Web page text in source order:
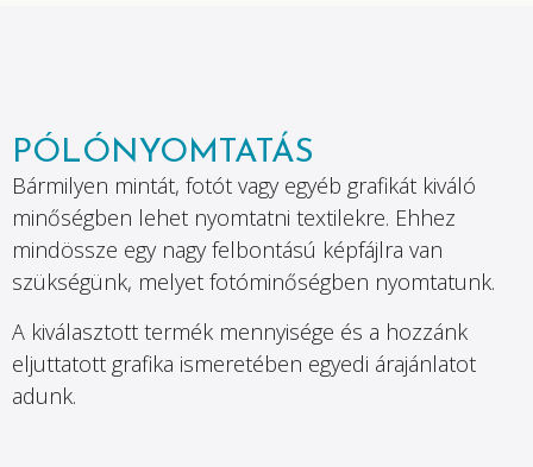
PÓLÓNYOMTATÁS
Bármilyen mintát, fotót vagy egyéb grafikát kiváló
minőségben lehet nyomtatni textilekre. Ehhez
mindössze egy nagy felbontású képfájlra van
szükségünk, melyet fotóminőségben nyomtatunk.
A kiválasztott termék mennyisége és a hozzánk
eljuttatott grafika ismeretében egyedi árajánlatot
adunk.